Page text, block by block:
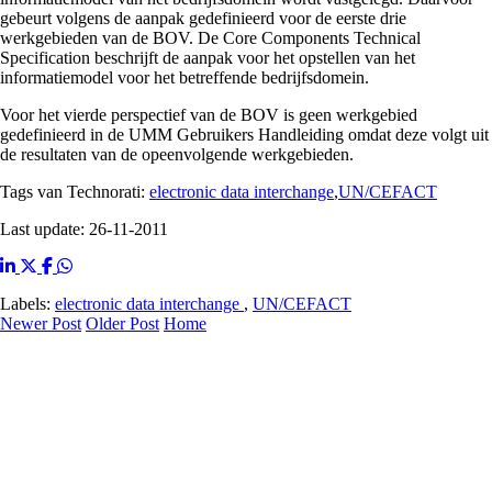
gebeurt volgens de aanpak gedefinieerd voor de eerste drie
werkgebieden van de BOV. De Core Components Technical
Specification beschrijft de aanpak voor het opstellen van het
informatiemodel voor het betreffende bedrijfsdomein.
Voor het vierde perspectief van de BOV is geen werkgebied
gedefinieerd in de UMM Gebruikers Handleiding omdat deze volgt uit
de resultaten van de opeenvolgende werkgebieden.
Tags van Technorati: electronic data interchange,UN/CEFACT
Last update: 26-11-2011
Labels: electronic data interchange , UN/CEFACT
Newer Post Older Post Home